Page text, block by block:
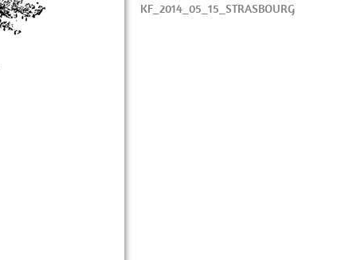
KF_2014_05_15_STRASBOURG